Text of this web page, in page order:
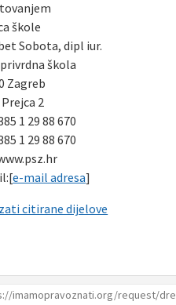
škole
Sobota, dipl iur.
škola
Zagreb
2
1 29 88 670
1 29 88 670
e-mail adresa]
citirane dijelove